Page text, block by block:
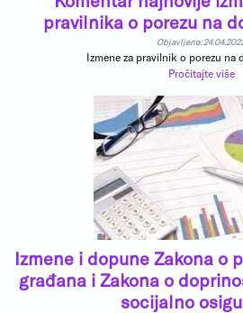
pravilnika o porezu na
Objavljeno:
Izmene za pravilnik o porezu na
Pročitajte više
Izmene i dopune Zakona o
građana i Zakona o
socijalno